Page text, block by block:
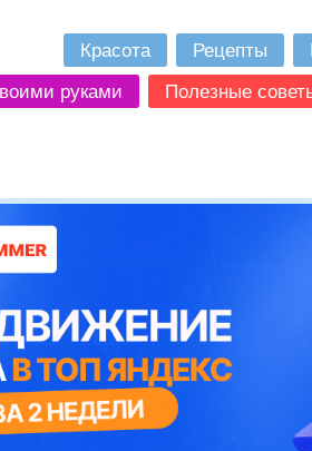
Красота Рецепты
руками
Полезные